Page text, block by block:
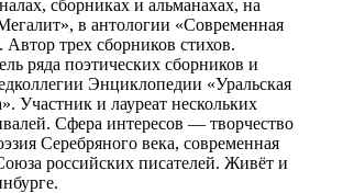
сборниках и альманахах, на
в антологии «Современная
Автор трех сборников стихов.
ряда поэтических сборников и
Энциклопедии «Уральская
Участник и лауреат нескольких
Сфера интересов — творчество
Серебряного века, современная
российских писателей. Живёт и